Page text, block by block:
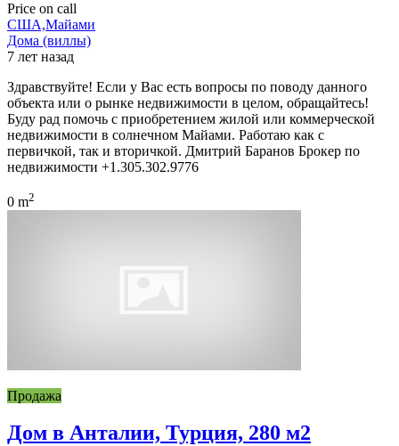
Price on call
США,Майами
Дома (виллы)
7 лет назад
Здравствуйте! Если у Вас есть вопросы по поводу данного
объекта или о рынке недвижимости в целом, обращайтесь!
Буду рад помочь с приобретением жилой или коммерческой
недвижимости в солнечном Майами. Работаю как с
первичкой, так и вторичкой. Дмитрий Баранов Брокер по
недвижимости +1.305.302.9776
0 m2
Продажа
Дом в Анталии, Турция, 280 м2